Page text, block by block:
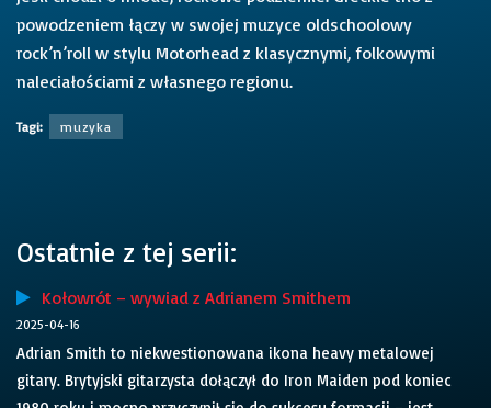
powodzeniem łączy w swojej muzyce oldschoolowy
rock’n’roll w stylu Motorhead z klasycznymi, folkowymi
naleciałościami z własnego regionu.
Tagi: muzyka
Ostatnie z tej serii:
Kołowrót – wywiad z Adrianem Smithem
2025-04-16
Adrian Smith to niekwestionowana ikona heavy metalowej
gitary. Brytyjski gitarzysta dołączył do Iron Maiden pod koniec